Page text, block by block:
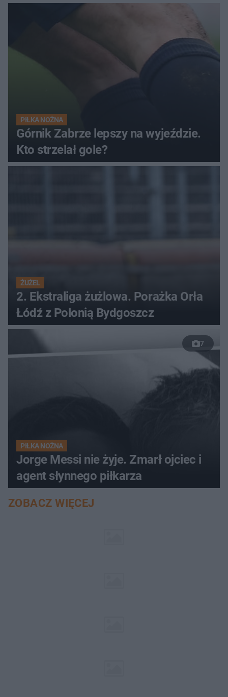
PIŁKA NOŻNA
Górnik Zabrze lepszy na wyjeździe.
Kto strzelał gole?
ŻUŻEL
2. Ekstraliga żużlowa. Porażka Orła
Łódź z Polonią Bydgoszcz
7
PIŁKA NOŻNA
Jorge Messi nie żyje. Zmarł ojciec i
agent słynnego piłkarza
ZOBACZ WIĘCEJ